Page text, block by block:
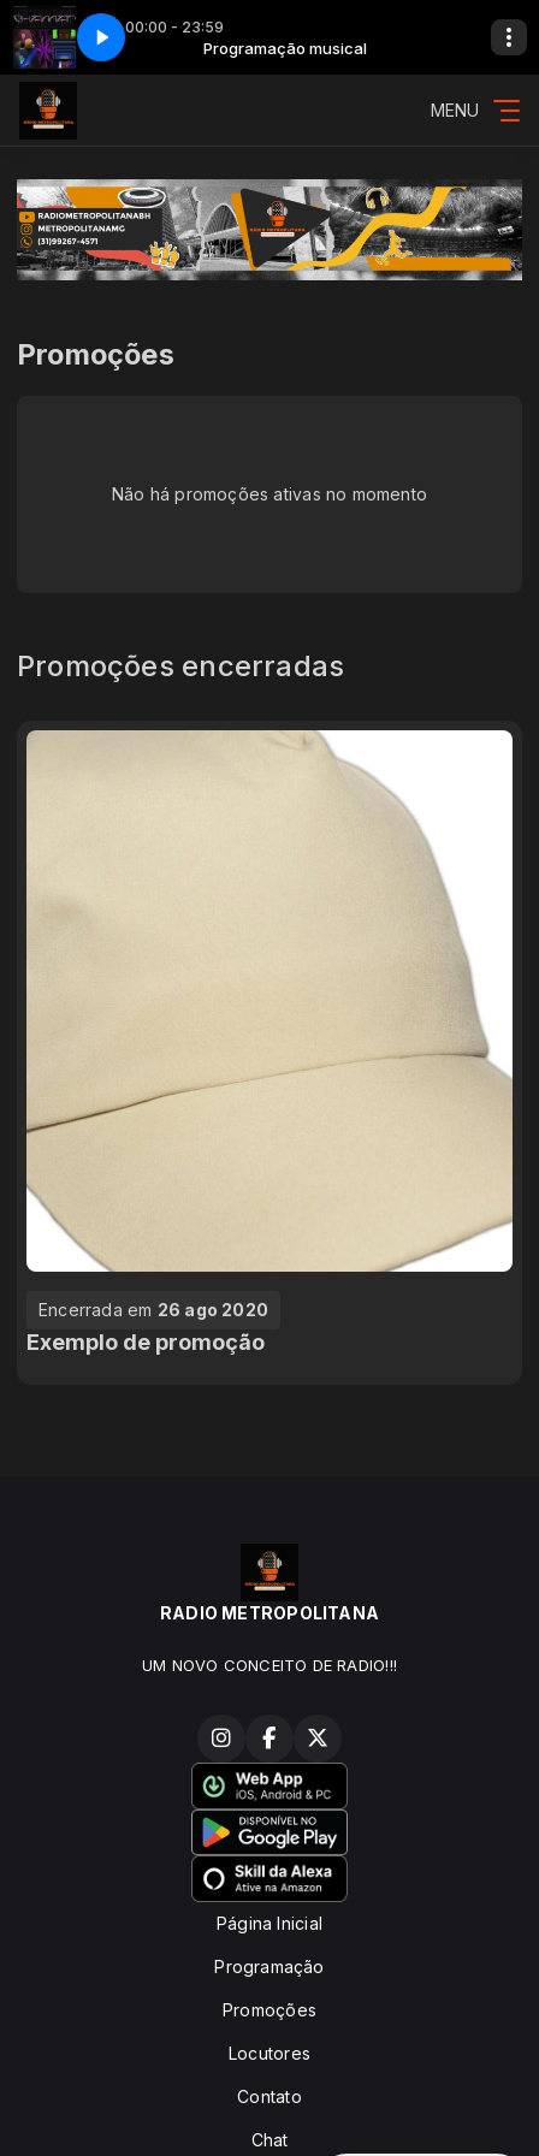
00:00 - 23:59
Programação musical
- Quem Mandou Chamar030 - Tropkillaz, IZA, Matuê - Quem
MENU
Promoções
Não há promoções ativas no momento
Promoções encerradas
Encerrada em 26 ago 2020
Exemplo de promoção
RADIO METROPOLITANA
UM NOVO CONCEITO DE RADIO!!!
Página Inicial
Programação
Promoções
Locutores
Contato
Chat